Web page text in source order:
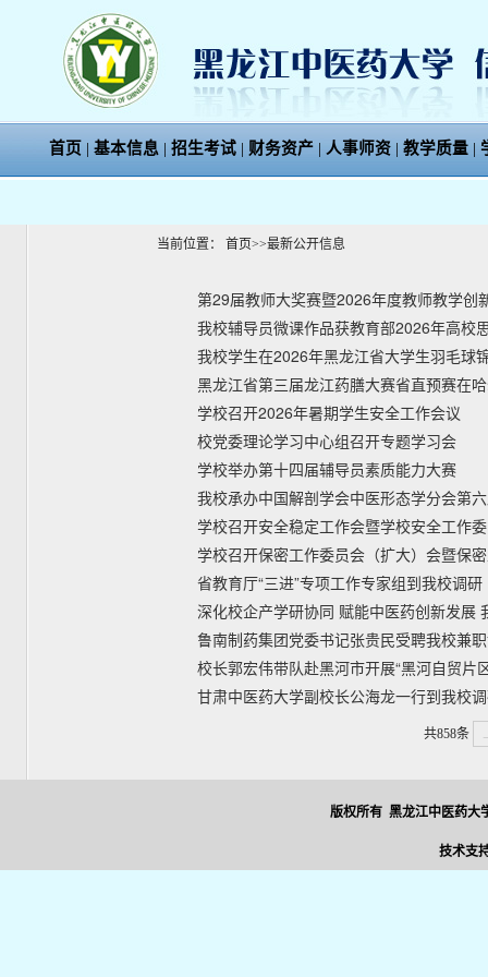
首页 | 基本信息 | 招生考试 | 财务资产 | 人事师资 | 教学质量 |
当前位置： 首页>>最新公开信息
第29届教师大奖赛暨2026年度教师教学创
我校辅导员微课作品获教育部2026年高校
我校学生在2026年黑龙江省大学生羽毛球
黑龙江省第三届龙江药膳大赛省直预赛在
学校召开2026年暑期学生安全工作会议
校党委理论学习中心组召开专题学习会
学校举办第十四届辅导员素质能力大赛
我校承办中国解剖学会中医形态学分会第
学校召开安全稳定工作会暨学校安全工作
学校召开保密工作委员会（扩大）会暨保
省教育厅“三进”专项工作专家组到我校调研
深化校企产学研协同 赋能中医药创新发展
鲁南制药集团党委书记张贵民受聘我校兼
校长郭宏伟带队赴黑河市开展“黑河自贸
甘肃中医药大学副校长公海龙一行到我校
共858条
版权所有 黑龙江中医药大
技术支